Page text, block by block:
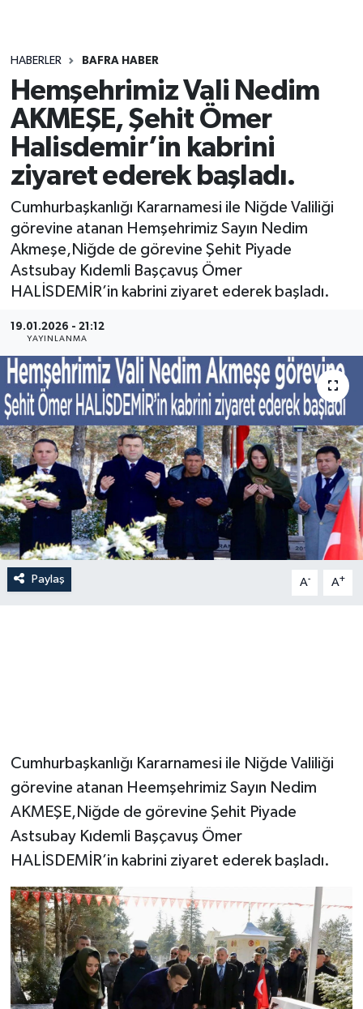
HABERLER BAFRA HABER
Hemşehrimiz Vali Nedim
AKMEŞE, Şehit Ömer
Halisdemir’in kabrini
ziyaret ederek başladı.
Cumhurbaşkanlığı Kararnamesi ile Niğde Valiliği
görevine atanan Hemşehrimiz Sayın Nedim
Akmeşe,Niğde de görevine Şehit Piyade
Astsubay Kıdemli Başçavuş Ömer
HALİSDEMİR’in kabrini ziyaret ederek başladı.
19.01.2026 - 21:12
YAYINLANMA
Paylaş A- A+
Cumhurbaşkanlığı Kararnamesi ile Niğde Valiliği
görevine atanan Heemşehrimiz Sayın Nedim
AKMEŞE,Niğde de görevine Şehit Piyade
Astsubay Kıdemli Başçavuş Ömer
HALİSDEMİR’in kabrini ziyaret ederek başladı.